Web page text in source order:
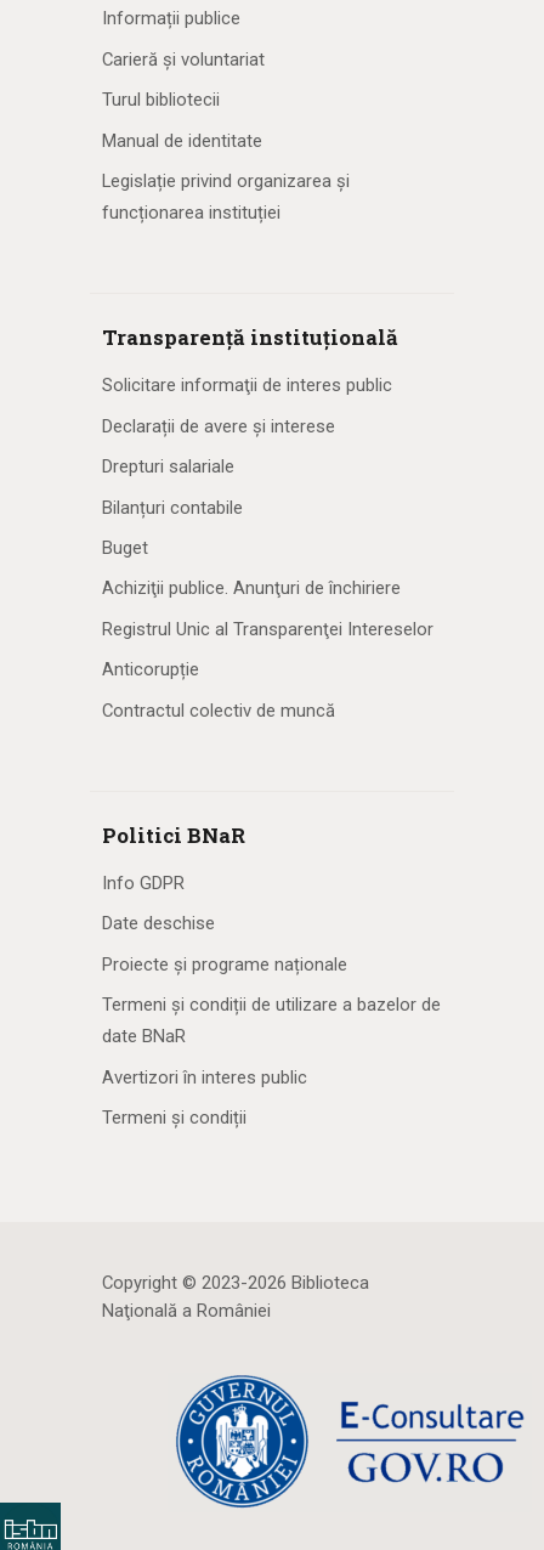
Informații publice
Carieră și voluntariat
Turul bibliotecii
Manual de identitate
Legislație privind organizarea și
funcționarea instituției
Transparență instituțională
Solicitare informaţii de interes public
Declarații de avere și interese
Drepturi salariale
Bilanțuri contabile
Buget
Achiziţii publice. Anunţuri de închiriere
Registrul Unic al Transparenţei Intereselor
Anticorupție
Contractul colectiv de muncă
Politici BNaR
Info GDPR
Date deschise
Proiecte și programe naționale
Termeni și condiții de utilizare a bazelor de
date BNaR
Avertizori în interes public
Termeni și condiții
Copyright © 2023-2026 Biblioteca
Naţională a României